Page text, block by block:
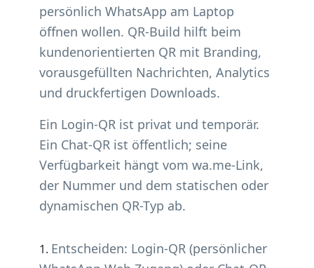
persönlich WhatsApp am Laptop
öffnen wollen. QR-Build hilft beim
kundenorientierten QR mit Branding,
vorausgefüllten Nachrichten, Analytics
und druckfertigen Downloads.
Ein Login-QR ist privat und temporär.
Ein Chat-QR ist öffentlich; seine
Verfügbarkeit hängt vom wa.me-Link,
der Nummer und dem statischen oder
dynamischen QR-Typ ab.
Entscheiden: Login-QR (persönlicher